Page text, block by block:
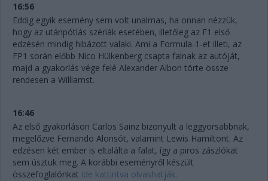
16:56
Eddig egyik esemény sem volt unalmas, ha onnan nézzük,
hogy az utánpótlás szériák esetében, illetőleg az F1 első
edzésén mindig hibázott valaki. Ami a Formula-1-et illeti, az
FP1 során előbb Nico Hülkenberg csapta falnak az autóját,
majd a gyakorlás vége felé Alexander Albon törte össze
rendesen a Williamst.
16:46
Az első gyakorláson Carlos Sainz bizonyult a leggyorsabbnak,
megelőzve Fernando Alonsót, valamint Lewis Hamiltont. Az
edzésen két ember is eltalálta a falat, így a piros zászlókat
sem úsztuk meg. A korábbi eseményről készült
összefoglalónkat ide kattintva olvashatják.